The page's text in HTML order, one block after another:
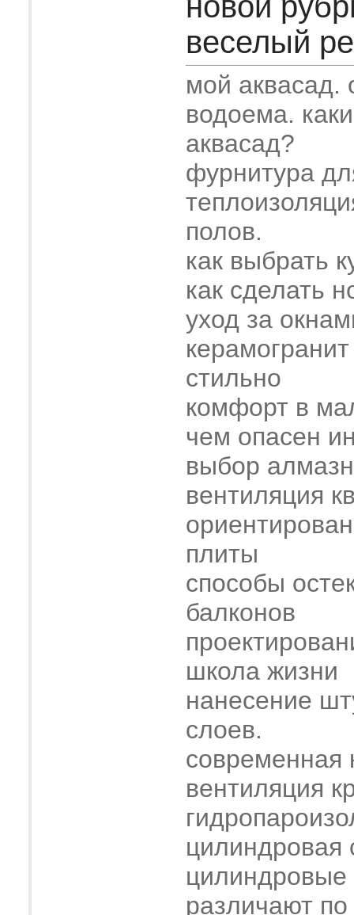
веселый
мой аквасад.
водоема.
аквасад?
фурнитура
полов.
как выбрать
как сделать
уход за
стильно
комфорт в
чем опасен
выбор
вентиляция
плиты
способы
балконов
школа жизни
нанесение
слоев.
современная
вентиляция
цилиндровая
различают по